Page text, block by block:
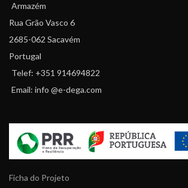
Armazém
Rua Grão Vasco 6
2685-062 Sacavém
Portugal
Telef: +351 914694822
Email: info @e-dega.com
Ficha do Projeto